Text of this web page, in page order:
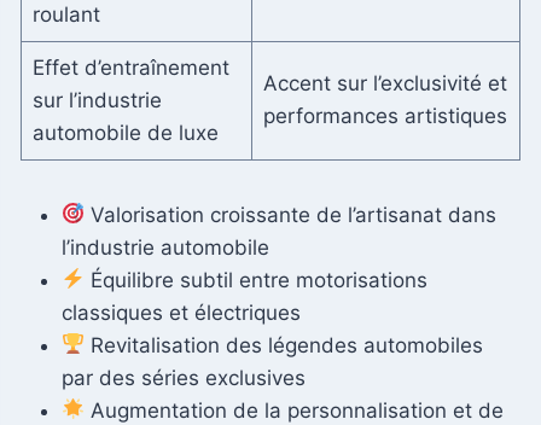
roulant
Effet d’entraînement
sur l’industrie
automobile de luxe
Accent sur l’exclusivité et
performances artistiques
Valorisation croissante de l’artisanat dans
l’industrie automobile
Équilibre subtil entre motorisations
classiques et électriques
Revitalisation des légendes automobiles
par des séries exclusives
Augmentation de la personnalisation et de